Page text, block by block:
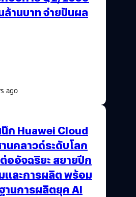
ล้านบาท จ่ายปันผล
ago
ก Huawei Cloud
นคลาวด์ระดับโลก
ออัจฉริยะ สยายปีก
และการผลิต พร้อม
านการผลิตยุค AI